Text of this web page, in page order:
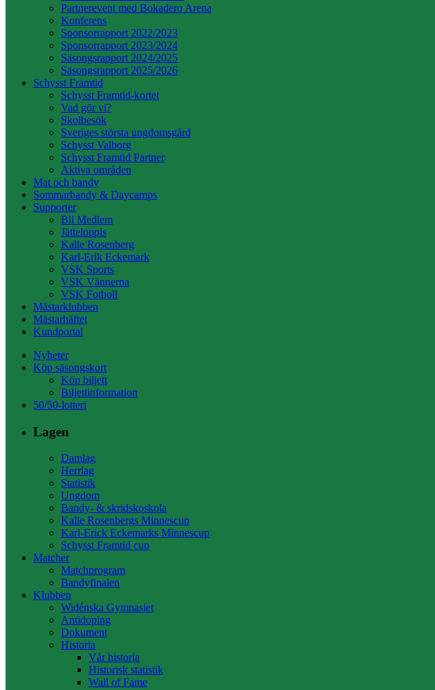
Partnerevent med Bokadero Arena
Konferens
Sponsorrapport 2022/2023
Sponsorrapport 2023/2024
Säsongsrapport 2024/2025
Säsongsrapport 2025/2026
Schysst Framtid
Schysst Framtid-kortet
Vad gör vi?
Skolbesök
Sveriges största ungdomsgård
Schysst Valborg
Schysst Framtid Partner
Aktiva områden
Mat och bandy
Sommarbandy & Daycamps
Supporter
Bli Medlem
Jätteloppis
Kalle Rosenberg
Karl-Erik Eckemark
VSK Sports
VSK Vännerna
VSK Fotboll
Mästarklubben
Mästarhäftet
Kundportal
Nyheter
Köp säsongskort
Köp biljett
Biljettinformation
50/50-lotteri
Lagen
Damlag
Herrlag
Statistik
Ungdom
Bandy- & skridskoskola
Kalle Rosenbergs Minnescup
Karl-Erick Eckemarks Minnescup
Schysst Framtid cup
Matcher
Matchprogram
Bandyfinalen
Klubben
Widénska Gymnasiet
Antidoping
Dokument
Historia
Vår historia
Historisk statistik
Wall of Fame